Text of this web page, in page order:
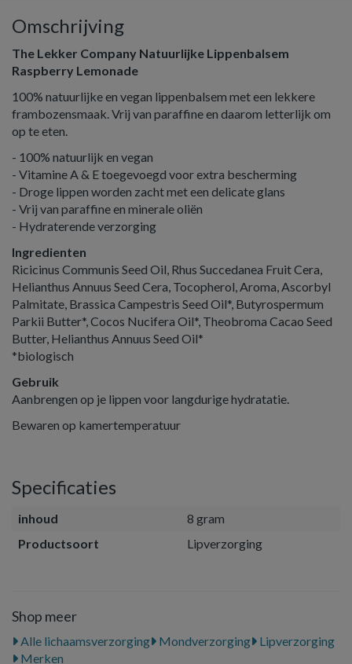
Omschrijving
The Lekker Company Natuurlijke Lippenbalsem
Raspberry Lemonade
100% natuurlijke en vegan lippenbalsem met een lekkere
frambozensmaak. Vrij van paraffine en daarom letterlijk om
op te eten.
- 100% natuurlijk en vegan
- Vitamine A & E toegevoegd voor extra bescherming
- Droge lippen worden zacht met een delicate glans
- Vrij van paraffine en minerale oliën
- Hydraterende verzorging
Ingredienten
Ricicinus Communis Seed Oil, Rhus Succedanea Fruit Cera,
Helianthus Annuus Seed Cera, Tocopherol, Aroma, Ascorbyl
Palmitate, Brassica Campestris Seed Oil*, Butyrospermum
Parkii Butter*, Cocos Nucifera Oil*, Theobroma Cacao Seed
Butter, Helianthus Annuus Seed Oil*
*biologisch
Gebruik
Aanbrengen op je lippen voor langdurige hydratatie.
Bewaren op kamertemperatuur
Specificaties
inhoud
8 gram
Productsoort
Lipverzorging
Shop meer
Alle lichaamsverzorging Mondverzorging
Lipverzorging
Merken